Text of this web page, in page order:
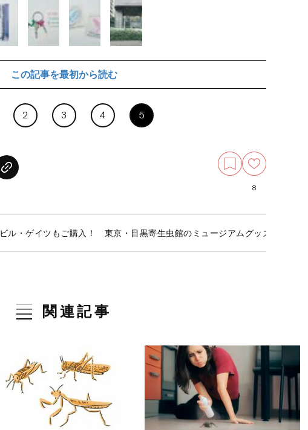
この記事を最初から読む
2 3 4 5
8
ビル・ゲイツもご購入！ 東京・目黒寄生虫館のミュージアムグッズ人気TOP5
関連記事